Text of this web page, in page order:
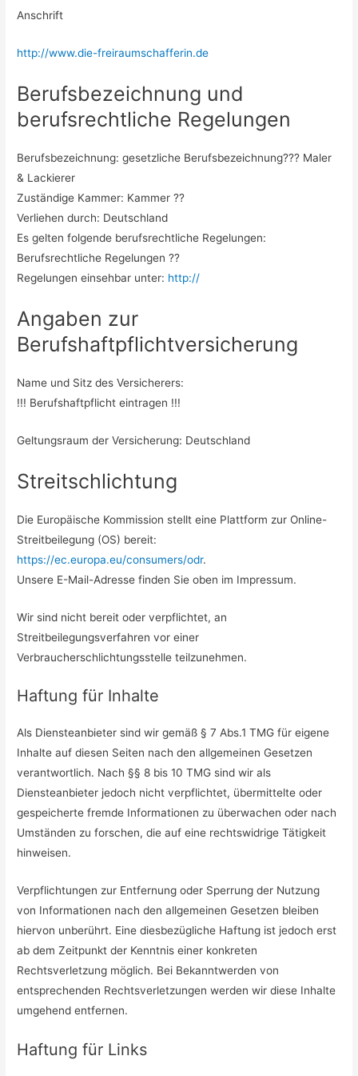
Anschrift
http://www.die-freiraumschafferin.de
Berufsbezeichnung und
berufsrechtliche Regelungen
Berufsbezeichnung: gesetzliche Berufsbezeichnung??? Maler
& Lackierer
Zuständige Kammer: Kammer ??
Verliehen durch: Deutschland
Es gelten folgende berufsrechtliche Regelungen:
Berufsrechtliche Regelungen ??
Regelungen einsehbar unter: http://
Angaben zur
Berufshaftpflichtversicherung
Name und Sitz des Versicherers:
!!! Berufshaftpflicht eintragen !!!
Geltungsraum der Versicherung: Deutschland
Streitschlichtung
Die Europäische Kommission stellt eine Plattform zur Online-
Streitbeilegung (OS) bereit:
https://ec.europa.eu/consumers/odr.
Unsere E-Mail-Adresse finden Sie oben im Impressum.
Wir sind nicht bereit oder verpflichtet, an
Streitbeilegungsverfahren vor einer
Verbraucherschlichtungsstelle teilzunehmen.
Haftung für Inhalte
Als Diensteanbieter sind wir gemäß § 7 Abs.1 TMG für eigene
Inhalte auf diesen Seiten nach den allgemeinen Gesetzen
verantwortlich. Nach §§ 8 bis 10 TMG sind wir als
Diensteanbieter jedoch nicht verpflichtet, übermittelte oder
gespeicherte fremde Informationen zu überwachen oder nach
Umständen zu forschen, die auf eine rechtswidrige Tätigkeit
hinweisen.
Verpflichtungen zur Entfernung oder Sperrung der Nutzung
von Informationen nach den allgemeinen Gesetzen bleiben
hiervon unberührt. Eine diesbezügliche Haftung ist jedoch erst
ab dem Zeitpunkt der Kenntnis einer konkreten
Rechtsverletzung möglich. Bei Bekanntwerden von
entsprechenden Rechtsverletzungen werden wir diese Inhalte
umgehend entfernen.
Haftung für Links